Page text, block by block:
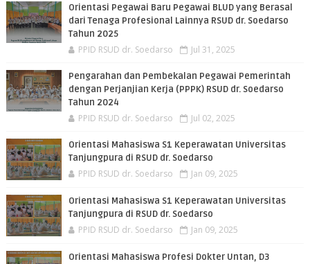
Orientasi Pegawai Baru Pegawai BLUD yang Berasal
dari Tenaga Profesional Lainnya RSUD dr. Soedarso
Tahun 2025
PPID RSUD dr. Soedarso Jul 31, 2025
Pengarahan dan Pembekalan Pegawai Pemerintah
dengan Perjanjian Kerja (PPPK) RSUD dr. Soedarso
Tahun 2024
PPID RSUD dr. Soedarso Jul 02, 2025
Orientasi Mahasiswa S1 Keperawatan Universitas
Tanjungpura di RSUD dr. Soedarso
PPID RSUD dr. Soedarso Jan 09, 2025
Orientasi Mahasiswa S1 Keperawatan Universitas
Tanjungpura di RSUD dr. Soedarso
PPID RSUD dr. Soedarso Jan 09, 2025
Orientasi Mahasiswa Profesi Dokter Untan, D3